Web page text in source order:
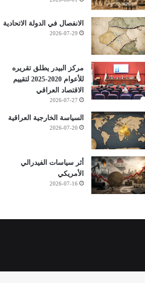
الانفصال في الدولة الاتحادية
2026-07-29
مركز البيدر يطلق تقريره
للأعوام 2020-2025 لتقييم
الاقتصاد العراقي
2026-07-27
السياسة الخارجية العراقية
2026-07-20
أثر سياسات الفيدرالي
الأمريكي
2026-07-16